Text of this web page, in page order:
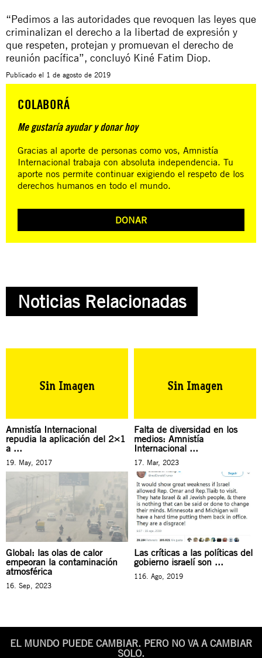
“Pedimos a las autoridades que revoquen las leyes que
criminalizan el derecho a la libertad de expresión y
que respeten, protejan y promuevan el derecho de
reunión pacífica”, concluyó Kiné Fatim Diop.
Publicado el 1 de agosto de 2019
COLABORÁ
Me gustaría ayudar y donar hoy
Gracias al aporte de personas como vos, Amnistía
Internacional trabaja con absoluta independencia. Tu
aporte nos permite continuar exigiendo el respeto de los
derechos humanos en todo el mundo.
DONAR
Noticias Relacionadas
Amnistía Internacional
repudia la aplicación del 2×1
a ...
19. May, 2017
Falta de diversidad en los
medios: Amnistía
Internacional ...
17. Mar, 2023
Global: las olas de calor
empeoran la contaminación
atmosférica
16. Sep, 2023
Las críticas a las políticas del
gobierno israelí son ...
116. Ago, 2019
EL MUNDO PUEDE CAMBIAR. PERO NO VA A CAMBIAR
SOLO.